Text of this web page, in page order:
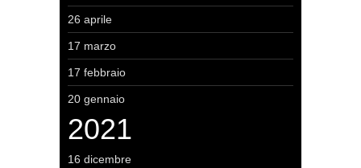
26 aprile
17 marzo
17 febbraio
20 gennaio
2021
16 dicembre